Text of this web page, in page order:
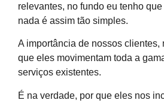
relevantes, no fundo eu tenho
nada é assim tão simples.
A importância de nossos clientes,
que eles movimentam toda a
serviços existentes.
É na verdade, por que eles nos